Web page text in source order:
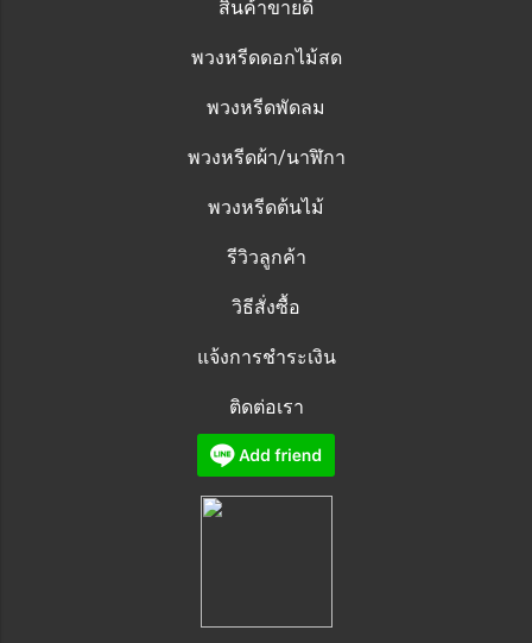
สินค้าขายดี
พวงหรีดดอกไม้สด
พวงหรีดพัดลม
พวงหรีดผ้า/นาฬิกา
พวงหรีดต้นไม้
รีวิวลูกค้า
วิธีสั่งซื้อ
แจ้งการชำระเงิน
ติดต่อเรา